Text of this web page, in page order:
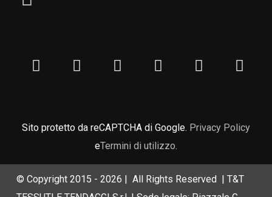
Sito protetto da reCAPTCHA di Google. Privacy Policy
eTermini di utilizzo.
© Copyright 2015 - 2026 | All Rights Reserved | T&T